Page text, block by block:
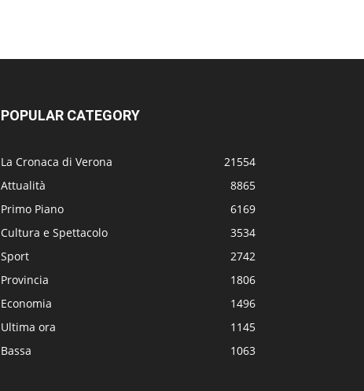
POPULAR CATEGORY
La Cronaca di Verona
21554
Attualità
8865
Primo Piano
6169
Cultura e Spettacolo
3534
Sport
2742
Provincia
1806
Economia
1496
Ultima ora
1145
Bassa
1063